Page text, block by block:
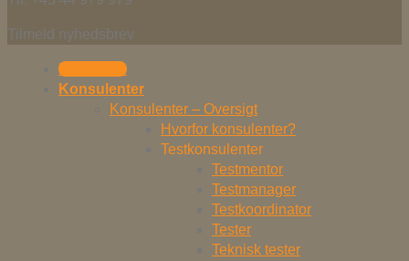
Tilmeld nyhedsbrev
Kontakt os
Konsulenter
Konsulenter – Oversigt
Hvorfor konsulenter?
Testkonsulenter
Testmentor
Testmanager
Testkoordinator
Tester
Teknisk tester